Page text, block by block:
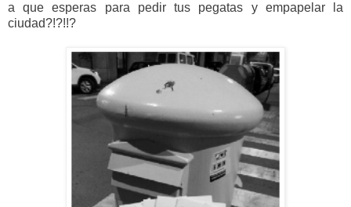
a que esperas para pedir tus pegatas y empapelar la
ciudad?!?!!?